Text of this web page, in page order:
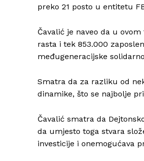
preko 21 posto u entitetu
Čavalić je naveo da u
rasta i tek 853.000
međugeneracijske
Smatra da za razliku od
dinamike, što se najbolje
Čavalić smatra da
da umjesto toga stvara
investicije i onemogućava